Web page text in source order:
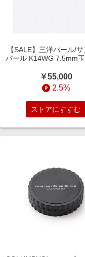
【SALE】三洋パール/
パール K14WG 7.5mm玉
K14WG P7.5 Earring
9 ピアス・イヤリング【
定】【三越伊勢丹/公
￥55,000
2.5%
ストアにすすむ